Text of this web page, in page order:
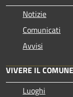
Notizie
Comunicati
Avvisi
VIVERE IL COMUNE
Luoghi